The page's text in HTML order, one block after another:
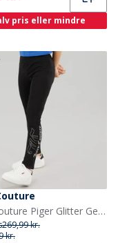
pris eller mindre
Juicy Couture Piger Glitter Gel Logo Gamachebukser Sort
269,99 kr.
kr.